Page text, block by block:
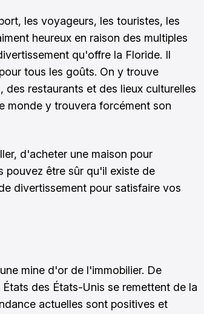
les voyageurs, les touristes, les
heureux en raison des multiples
qu'offre la Floride. Il
tous les goûts. On y trouve
restaurants et des lieux culturelles
monde y trouvera forcément son
d'acheter une maison pour
pouvez être sûr qu'il existe de
divertissement pour satisfaire vos
mine d'or de l'immobilier. De
des États-Unis se remettent de la
actuelles sont positives et